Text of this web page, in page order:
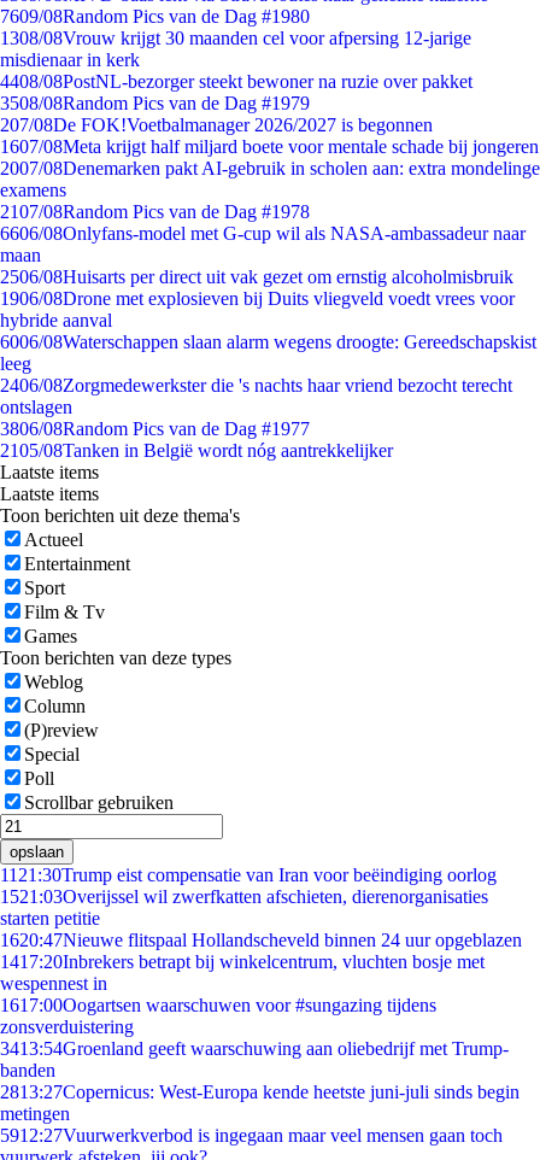
7609/08Random Pics van de Dag #1980
1308/08Vrouw krijgt 30 maanden cel voor afpersing 12-jarige
misdienaar in kerk
4408/08PostNL-bezorger steekt bewoner na ruzie over pakket
3508/08Random Pics van de Dag #1979
207/08De FOK!Voetbalmanager 2026/2027 is begonnen
1607/08Meta krijgt half miljard boete voor mentale schade bij jongeren
2007/08Denemarken pakt AI-gebruik in scholen aan: extra mondelinge
examens
2107/08Random Pics van de Dag #1978
6606/08Onlyfans-model met G-cup wil als NASA-ambassadeur naar
maan
2506/08Huisarts per direct uit vak gezet om ernstig alcoholmisbruik
1906/08Drone met explosieven bij Duits vliegveld voedt vrees voor
hybride aanval
6006/08Waterschappen slaan alarm wegens droogte: Gereedschapskist
leeg
2406/08Zorgmedewerkster die 's nachts haar vriend bezocht terecht
ontslagen
3806/08Random Pics van de Dag #1977
2105/08Tanken in België wordt nóg aantrekkelijker
Laatste items
Laatste items
Toon berichten uit deze thema's
Actueel
Entertainment
Sport
Film & Tv
Games
Toon berichten van deze types
Weblog
Column
(P)review
Special
Poll
Scrollbar gebruiken
opslaan
11 21:30Trump eist compensatie van Iran voor beëindiging oorlog
1521:03Overijssel wil zwerfkatten afschieten, dierenorganisaties
starten petitie
1620:47Nieuwe flitspaal Hollandscheveld binnen 24 uur opgeblazen
1417:20Inbrekers betrapt bij winkelcentrum, vluchten bosje met
wespennest in
1617:00Oogartsen waarschuwen voor #sungazing tijdens
zonsverduistering
3413:54Groenland geeft waarschuwing aan oliebedrijf met Trump-
banden
2813:27Copernicus: West-Europa kende heetste juni-juli sinds begin
metingen
5912:27Vuurwerkverbod is ingegaan maar veel mensen gaan toch